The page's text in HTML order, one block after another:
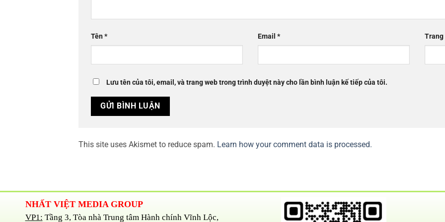
Tên* Email * Trang
Lưu tên của tôi, email, và trang web trong trình duyệt này cho lần bình luận kế tiếp của tôi.
This site uses Akismet to reduce spam. Learn how your comment data is processed.
NHẤT VIỆT MEDIA GROUP
VP1: Tầng 3, Tòa nhà Trung tâm Hành chính Vĩnh Lộc,